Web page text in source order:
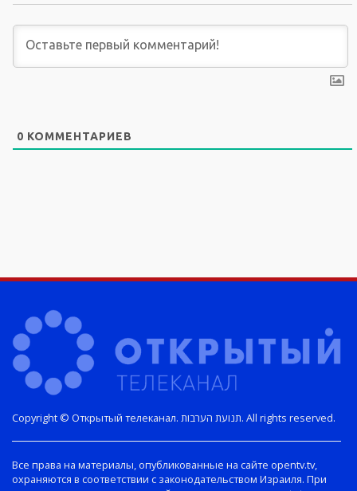
0 КОММЕНТАРИЕВ
Copyright © Открытый телеканал. תנועת הערבות. All rights reserved.
Все права на материалы, опубликованные на сайте opentv.tv,
охраняются в соответствии с законодательством Израиля. При